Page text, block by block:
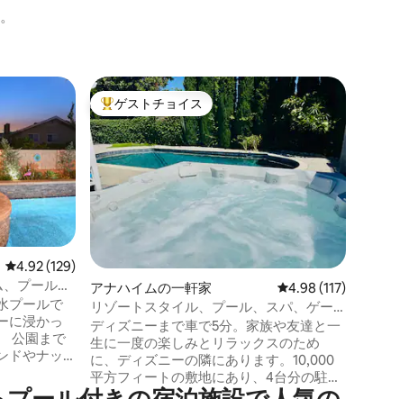
レビュー129件、5つ星中4.92つ星の平均評価
4.92 (129)
プール、
チ
プールで
に浸かっ
公園まで
ドやナッ
コースト
大好評のゲストチョイスです。
ゲストチョイス
アナハイムの一軒家 レビュー117件、5つ
4.98 (117)
リゾートスタイル、プール、スパ、ゲー
ムルーム、ディズニーまで5分
ディズニーまで車で5分。家族や友達と一
生に一度の楽しみとリラックスのため
に、ディズニーの隣にあります。10,000
平方フィートの敷地にあり、4台分の駐車
スペースがあります。寝室3室、オフィス1